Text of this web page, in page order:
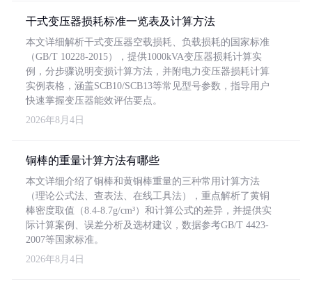
干式变压器损耗标准一览表及计算方法
本文详细解析干式变压器空载损耗、负载损耗的国家标准
（GB/T 10228-2015），提供1000kVA变压器损耗计算实
例，分步骤说明变损计算方法，并附电力变压器损耗计算
实例表格，涵盖SCB10/SCB13等常见型号参数，指导用户
快速掌握变压器能效评估要点。
2026年8月4日
铜棒的重量计算方法有哪些
本文详细介绍了铜棒和黄铜棒重量的三种常用计算方法
（理论公式法、查表法、在线工具法），重点解析了黄铜
棒密度取值（8.4-8.7g/cm³）和计算公式的差异，并提供实
际计算案例、误差分析及选材建议，数据参考GB/T 4423-
2007等国家标准。
2026年8月4日